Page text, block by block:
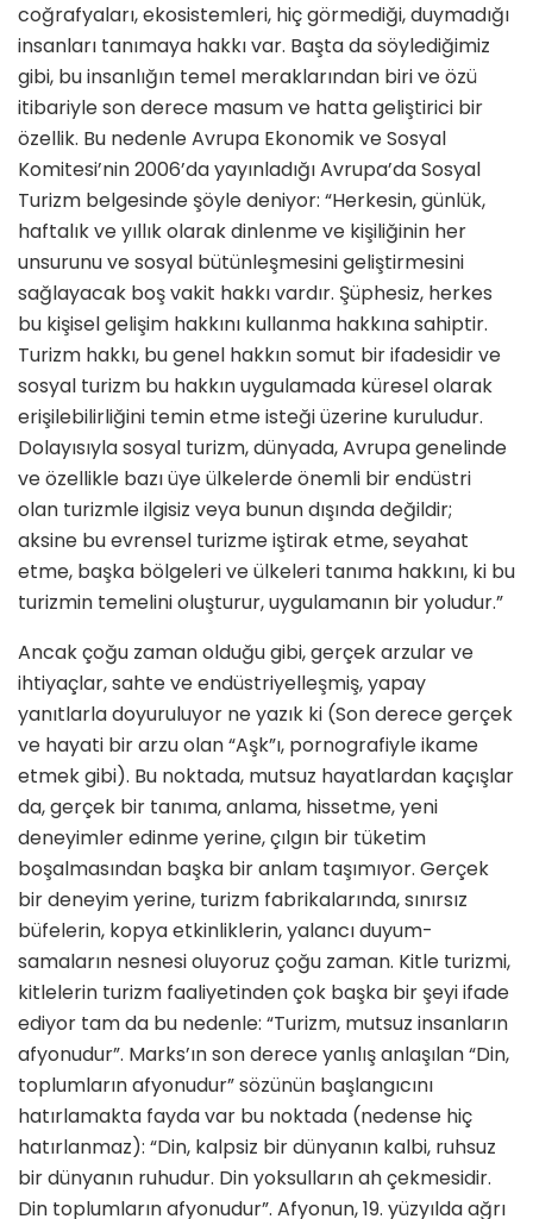
coğrafyaları, ekosistemleri, hiç görmediği, duymadığı
insanları tanımaya hakkı var. Başta da söy­lediğimiz
gibi, bu insanlığın temel meraklarından biri ve özü
itibariyle son derece masum ve hatta gelişti­rici bir
özellik. Bu nedenle Avrupa Ekonomik ve Sosyal
Komitesi’nin 2006’da yayınladığı Avrupa’da Sos­yal
Turizm belgesinde şöyle deni­yor: “Herkesin, günlük,
haftalık ve yıllık olarak dinlenme ve kişiliğinin her
unsurunu ve sosyal bütünleş­mesini geliştirmesini
sağlayacak boş vakit hakkı vardır. Şüphesiz, herkes
bu kişisel gelişim hakkını kullanma hakkına sahiptir.
Turizm hakkı, bu genel hakkın somut bir ifadesidir ve
sosyal turizm bu hakkın uygulamada küresel olarak
erişilebilirliğini temin etme isteği üzerine kuruludur.
Do­layısıyla sosyal turizm, dünyada, Av­rupa genelinde
ve özellikle bazı üye ülkelerde önemli bir endüstri
olan turizmle ilgisiz veya bunun dışında değildir;
aksine bu evrensel turizme iştirak etme, seyahat
etme, başka bölgeleri ve ülkeleri tanıma hakkını, ki bu
turizmin temelini oluşturur, uygulamanın bir yoludur.”
Ancak çoğu zaman olduğu gibi, ger­çek arzular ve
ihtiyaçlar, sahte ve endüstriyelleşmiş, yapay
yanıtlarla doyuruluyor ne yazık ki (Son derece gerçek
ve hayati bir arzu olan “Aşk”ı, pornografiyle ikame
etmek gibi). Bu noktada, mutsuz hayatlardan kaçış­lar
da, gerçek bir tanıma, anlama, hissetme, yeni
deneyimler edinme yerine, çılgın bir tüketim
boşalma­sından başka bir anlam taşımıyor. Gerçek
bir deneyim yerine, turizm fabrikalarında, sınırsız
büfelerin, kopya etkinliklerin, yalancı duyum­
samaların nesnesi oluyoruz çoğu za­man. Kitle turizmi,
kitlelerin turizm faaliyetinden çok başka bir şeyi ifade
ediyor tam da bu nedenle: “Turizm, mutsuz insanların
afyonudur”. Marks’ın son derece yanlış anlaşılan “Din,
toplumların afyonudur” sözü­nün başlangıcını
hatırlamakta fayda var bu noktada (nedense hiç
hatır­lanmaz): “Din, kalpsiz bir dünyanın kalbi, ruhsuz
bir dünyanın ruhudur. Din yoksulların ah çekmesidir.
Din toplumların afyonudur”. Afyonun, 19. yüzyılda ağrı